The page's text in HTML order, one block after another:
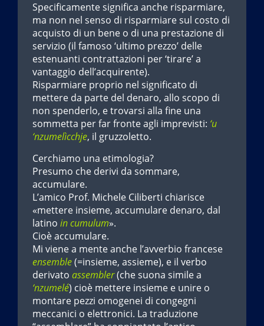
Specificamente significa anche risparmiare,
ma non nel senso di risparmiare sul costo di
acquisto di un bene o di una prestazione di
servizio (il famoso ‘ultimo prezzo’ delle
estenuanti contrattazioni per ‘tirare’ a
vantaggio dell’acquirente).
Risparmiare proprio nel significato di
mettere da parte del denaro, allo scopo di
non spenderlo, e trovarsi alla fine una
sommetta per far fronte agli imprevisti: ‘u
‘nzumelìcchje, il gruzzoletto.
Cerchiamo una etimologia?
Presumo che derivi da sommare,
accumulare.
L’amico Prof. Michele Ciliberti chiarisce
«mettere insieme, accumulare denaro, dal
latino in cumulum».
Cioè accumulare.
Mi viene a mente anche l’avverbio francese
ensemble(=insieme, assieme), e il verbo
derivato assembler(che suona simile a
‘nzumelé) cioè mettere insieme e unire o
montare pezzi omogenei di congegni
meccanici o elettronici. La traduzione